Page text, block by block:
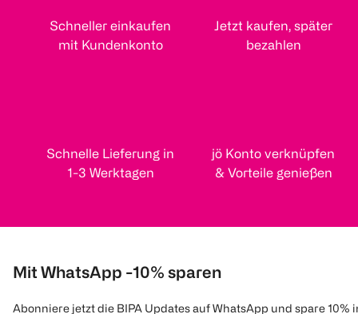
Schneller einkaufen
mit Kundenkonto
Jetzt kaufen, später
bezahlen
Schnelle Lieferung in
1-3 Werktagen
jö Konto verknüpfen
& Vorteile genießen
Mit WhatsApp -10% sparen
Abonniere jetzt die BIPA Updates auf WhatsApp und spare 10%